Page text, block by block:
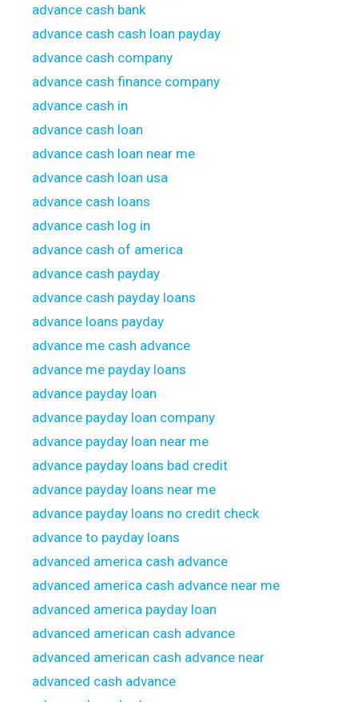
advance cash bank
advance cash cash loan payday
advance cash company
advance cash finance company
advance cash in
advance cash loan
advance cash loan near me
advance cash loan usa
advance cash loans
advance cash log in
advance cash of america
advance cash payday
advance cash payday loans
advance loans payday
advance me cash advance
advance me payday loans
advance payday loan
advance payday loan company
advance payday loan near me
advance payday loans bad credit
advance payday loans near me
advance payday loans no credit check
advance to payday loans
advanced america cash advance
advanced america cash advance near me
advanced america payday loan
advanced american cash advance
advanced american cash advance near
advanced cash advance